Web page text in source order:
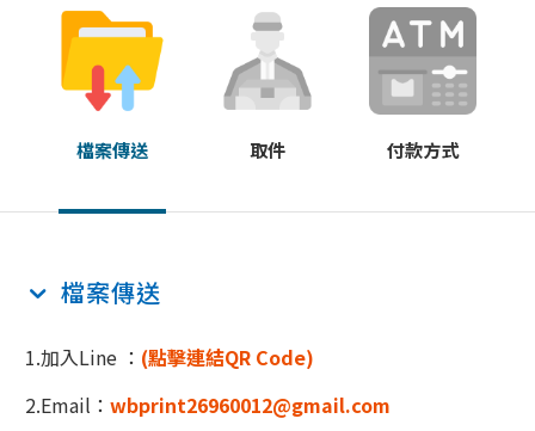
檔案傳送 取件 付款方式
檔案傳送
1.加入Line ： (點擊連結QR Code)
2.Email：wbprint26960012@gmail.com